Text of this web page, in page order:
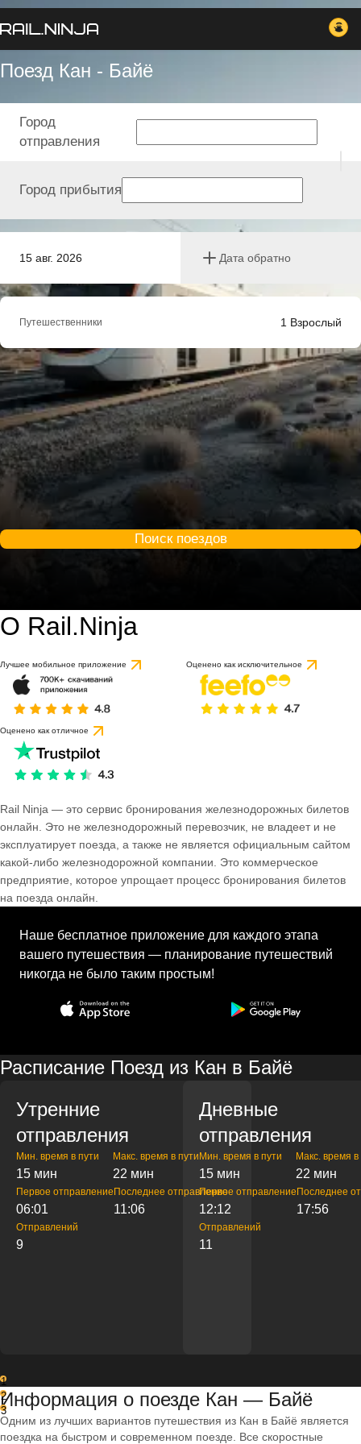
Поезд Кан - Байё
15 авг. 2026 Дата обратно
Город
отправления
Город прибытия
Путешественники 1 Взрослый
Поиск поездов
О Rail.Ninja
Лучшее мобильное приложение Оценено как исключительное
Оценено как отличное
Rail Ninja — это сервис бронирования железнодорожных билетов
онлайн. Это не железнодорожный перевозчик, не владеет и не
эксплуатирует поезда, а также не является официальным сайтом
какой-либо железнодорожной компании. Это коммерческое
предприятие, которое упрощает процесс бронирования билетов
на поезда онлайн.
Наше бесплатное приложение для каждого этапа
вашего путешествия — планирование путешествий
никогда не было таким простым!
Расписание Поезд из Кан в Байё
Утренние
отправления
Мин. время в пути
15 мин
Макс. время в пути
22 мин
Первое отправление
06:01
Последнее отправление
11:06
Отправлений
9
Дневные
отправления
Мин. время в пути
15 мин
Макс. время в
22 мин
Первое отправление
12:12
Последнее
17:56
Отправлений
11
1
2
3
Информация о поезде Кан — Байё
Одним из лучших вариантов путешествия из Кан в Байё является
поездка на быстром и современном поезде. Все скоростные